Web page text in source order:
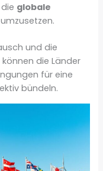
globale
und die
die Länder
für eine
bündeln.